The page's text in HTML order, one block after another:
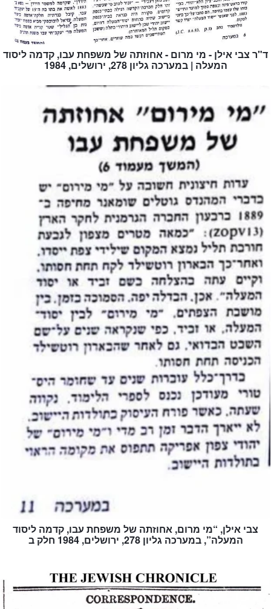
ד"ר צבי אילן - מי מרום - אחוזתה של משפחת עבו, קדמה ליסוד
המעלה | במערכה גליון 278, ירושלים, 1984
צבי אילן, “מי מרום, אחוזתה של משפחת עבו, קדמה ליסוד
המעלה”, במערכה גליון 278, ירושלים, 1984 חלק ב